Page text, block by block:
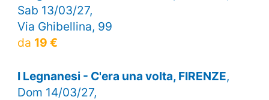
Sab 13/03/27,
Via Ghibellina, 99
da 19 €
I Legnanesi - C'era una volta, FIRENZE,
Dom 14/03/27,